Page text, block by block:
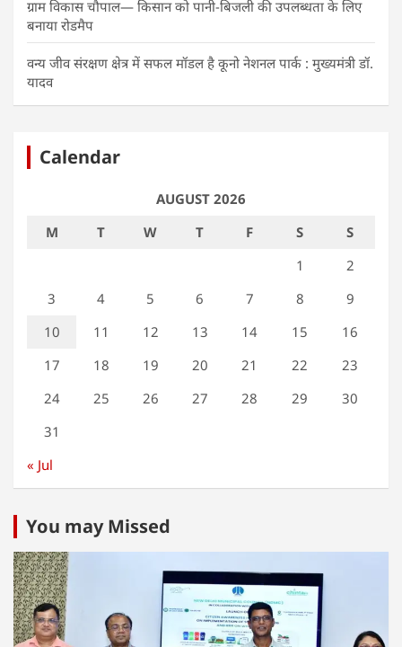
ग्राम विकास चौपाल— किसान को पानी-बिजली की उपलब्धता के लिए
बनाया रोडमैप
वन्य जीव संरक्षण क्षेत्र में सफल मॉडल है कूनो नेशनल पार्क : मुख्यमंत्री डॉ.
यादव
Calendar
AUGUST 2026
M
T W T F S
S
1
2
3
4 5 6 7 8
9
10
11 12 13 14 15
16
17
18 19 20 21 22
23
24
25 26 27 28 29
30
31
« Jul
You may Missed